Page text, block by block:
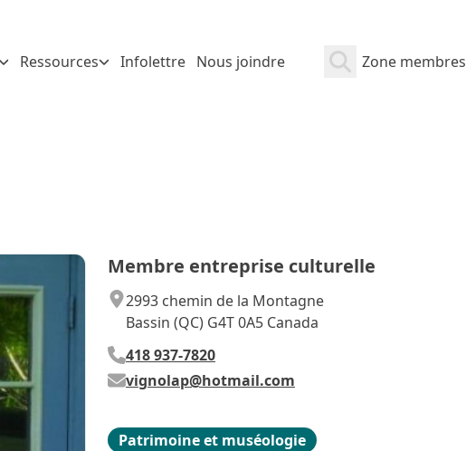
Ressources Infolettre Nous joindre Zone membres
Membre entreprise culturelle
2993 chemin de la Montagne
Bassin (QC) G4T 0A5 Canada
418 937-7820
vignolap@hotmail.com
Patrimoine et muséologie